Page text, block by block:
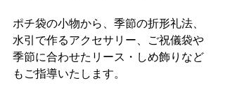
ポチ袋の小物から、季節の折形礼法、
水引で作るアクセサリー、ご祝儀袋や
季節に合わせたリース・しめ飾りなど
もご指導いたします。